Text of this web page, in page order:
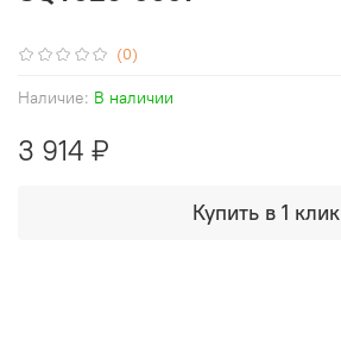
(0)
Наличие: В наличии
3 914 ₽
Купить в 1 клик